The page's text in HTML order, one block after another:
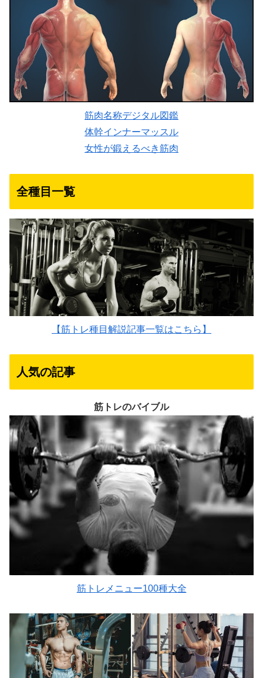
筋肉名称デジタル図鑑
体幹インナーマッスル
女性が鍛えるべき筋肉
全種目一覧
【筋トレ種目解説記事一覧はこちら】
人気の記事
筋トレのバイブル
筋トレメニュー100種大全